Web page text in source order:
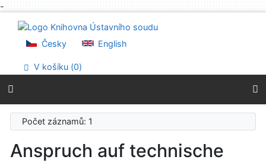
-
Přejít na menu
Prohlášení o webové přístupnosti
Česky English
V košíku (0)
Počet záznamů: 1
Anspruch auf technische